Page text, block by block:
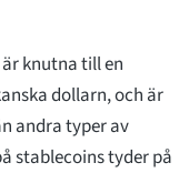
knutna till en
dollarn, och är
andra typer av
stablecoins tyder på